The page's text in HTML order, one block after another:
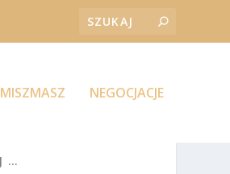
MISZMASZ NEGOCJACJE